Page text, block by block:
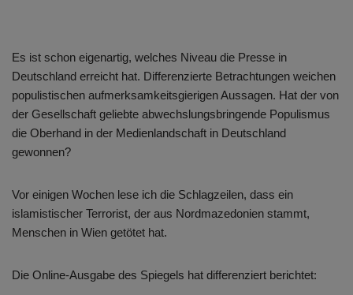
Es ist schon eigenartig, welches Niveau die Presse in
Deutschland erreicht hat. Differenzierte Betrachtungen weichen
populistischen aufmerksamkeitsgierigen Aussagen. Hat der von
der Gesellschaft geliebte abwechslungsbringende Populismus
die Oberhand in der Medienlandschaft in Deutschland
gewonnen?
Vor einigen Wochen lese ich die Schlagzeilen, dass ein
islamistischer Terrorist, der aus Nordmazedonien stammt,
Menschen in Wien getötet hat.
Die Online-Ausgabe des Spiegels hat differenziert berichtet: